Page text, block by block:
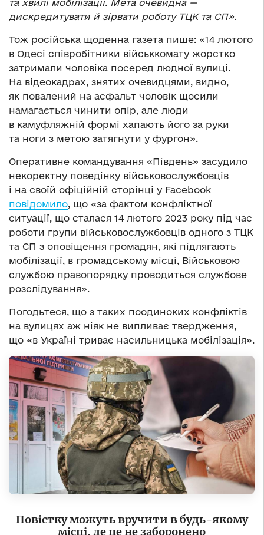
та хвилі мобілізації. Мета очевидна —
дискредитувати й зірвати роботу ТЦК та СП».
Тож російська щоденна газета пише: «14 лютого
в Одесі співробітники військкомату жорстко
затримали чоловіка посеред людної вулиці.
На відеокадрах, знятих очевидцями, видно,
як повалений на асфальт чоловік щосили
намагається чинити опір, але люди
в камуфляжній формі хапають його за руки
та ноги з метою затягнути у фургон».
Оперативне командування «Південь» засудило
некоректну поведінку військовослужбовців
і на своїй офіційній сторінці у Facebook
повідомило, що «за фактом конфліктної
ситуації, що сталася 14 лютого 2023 року під час
роботи групи військовослужбовців одного з ТЦК
та СП з оповіщення громадян, які підлягають
мобілізації, в громадському місці, Військовою
службою правопорядку проводиться службове
розслідування».
Погодьтеся, що з таких поодиноких конфліктів
на вулицях аж ніяк не випливає твердження,
що «в Україні триває насильницька мобілізація».
Повістку можуть вручити в будь-якому
місці, де це не заборонено